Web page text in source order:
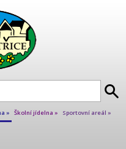
» Školní jídelna » Sportovní areál »